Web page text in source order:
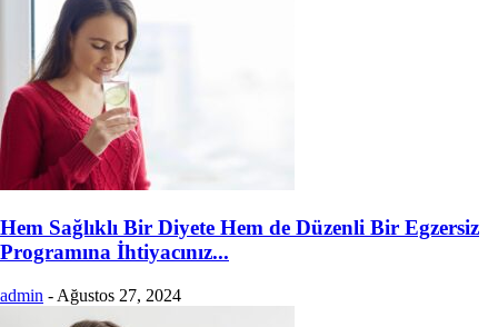
Hem Sağlıklı Bir Diyete Hem de Düzenli Bir Egzersiz
Programına İhtiyacınız...
admin - Ağustos 27, 2024